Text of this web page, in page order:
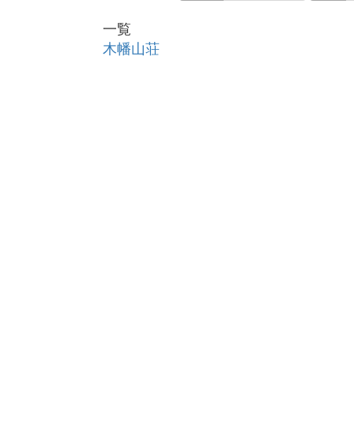
一覧
木幡山荘